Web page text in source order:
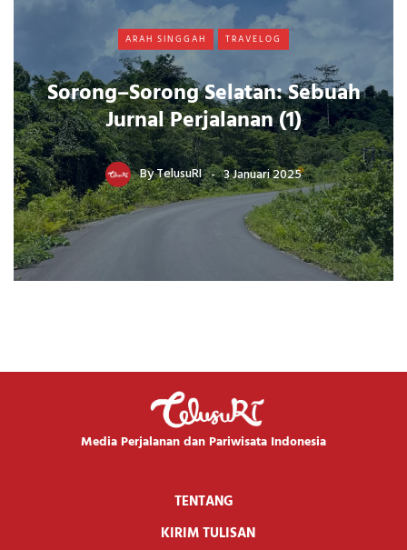
ARAH SINGGAH TRAVELOG
Sorong–Sorong Selatan: Sebuah
Jurnal Perjalanan (1)
ByTelusuRI 3 Januari 2025
Media Perjalanan dan Pariwisata Indonesia
TENTANG
KIRIM TULISAN